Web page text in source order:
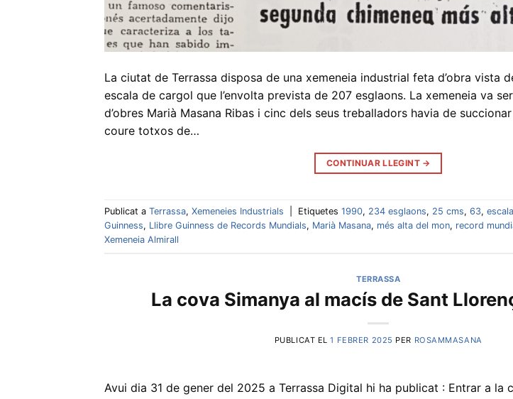
La ciutat de Terrassa disposa de una xemeneia industrial feta d’obra vista
escala de cargol que l’envolta prevista de 207 esglaons. La xemeneia va
d’obres Marià Masana Ribas i cinc dels seus treballadors havia de
coure totxos de…
CONTINUAR LLEGINT →
Publicat a Terrassa, Xemeneies Industrials Etiquetes 1990, 234 esglaons, 25 cms, 63,
Guinness, Llibre Guinness de Records Mundials, Marià Masana, més alta del mon, record
Xemeneia Almirall
TERRASSA
La cova Simanya al macís de Sant
PUBLICAT EL1 FEBRER 2025 PER ROSAMMASANA
Avui dia 31 de gener del 2025 a Terrassa Digital hi ha publicat : Entrar a la